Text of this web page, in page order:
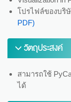
โปรไฟล์ของบริ
PDF)
วัตถุประสงค์
สามารถใช้
ได้